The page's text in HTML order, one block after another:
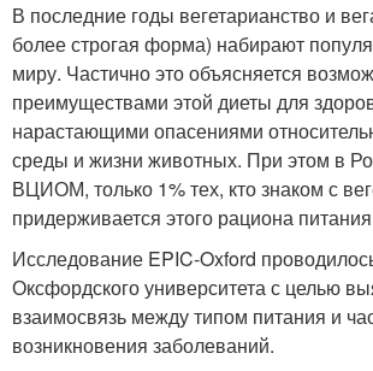
В последние годы вегетарианство и
более строгая форма) набирают
миру. Частично это объясняется
преимуществами этой диеты для
нарастающими опасениями
среды и жизни животных. При этом в
ВЦИОМ, только 1% тех, кто знаком с
придерживается этого рациона
Исследование EPIC-Oxford
Оксфордского университета с целью
взаимосвязь между типом питания и
возникновения заболеваний.